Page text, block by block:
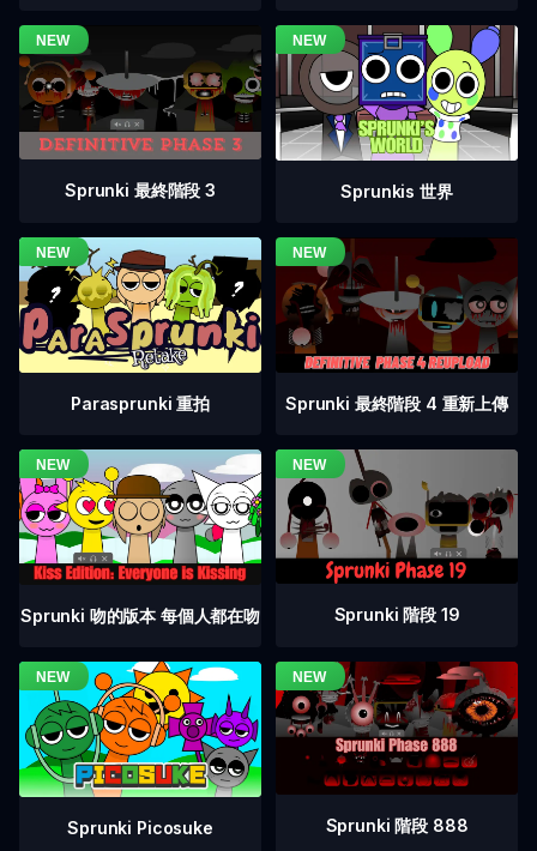
Sprunki 最終階段 3 Sprunkis 世界
Parasprunki 重拍 Sprunki 最終階段 4 重新上傳
Sprunki 吻的版本 每個人都在吻 Sprunki 階段 19
Sprunki Picosuke Sprunki 階段 888